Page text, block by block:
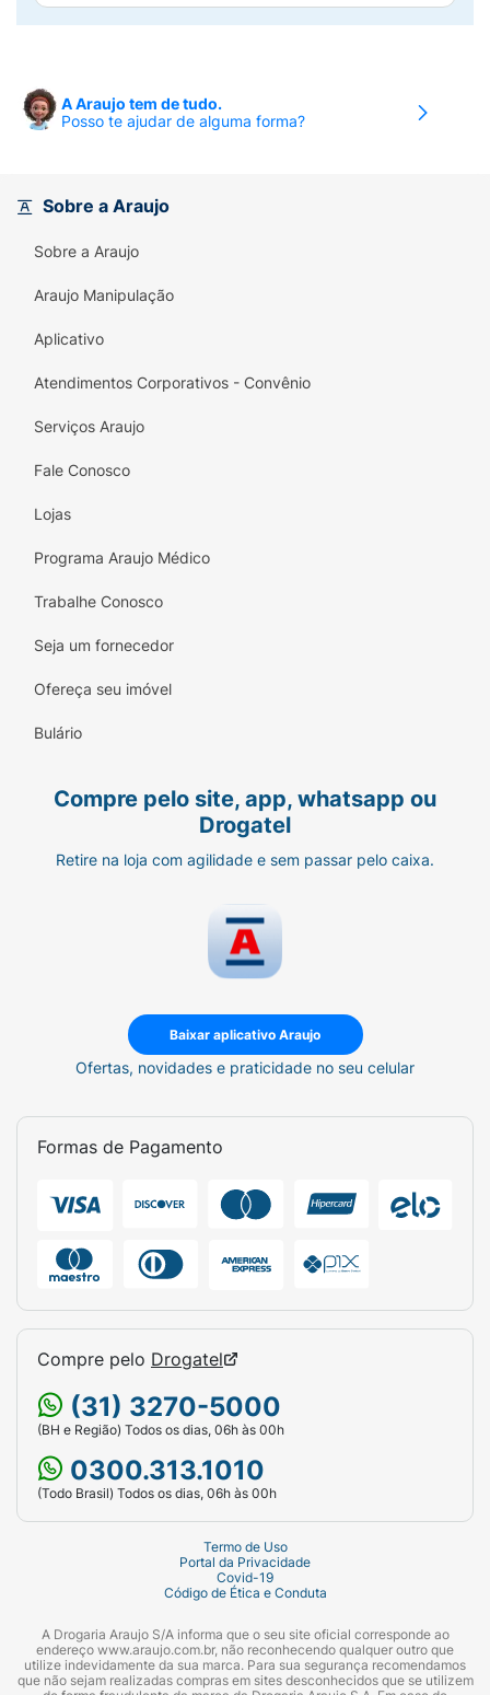
o dia e noite.
• Máxima absorção de Pampers
• Novo ajuste elástico nas costas, ajusta sem
deixar folguinha
• Ultra suave para ajudar a proteger a pele
delicada do bebê
• Fita Flex: Ajuste cômodo e flexível que
estica e se ajusta aos movimentos do seu
A Araujo tem de tudo.
Posso te ajudar de alguma forma?
Sobre a Araujo
Sobre a Araujo
Araujo Manipulação
Aplicativo
Atendimentos Corporativos - Convênio
Serviços Araujo
Fale Conosco
Lojas
Programa Araujo Médico
Trabalhe Conosco
Seja um fornecedor
Ofereça seu imóvel
Bulário
Compre pelo site, app, whatsapp ou
Drogatel
Retire na loja com agilidade e sem passar pelo caixa.
Baixar aplicativo Araujo
Ofertas, novidades e praticidade no seu celular
Formas de Pagamento
Compre pelo Drogatel
(31) 3270-5000
(BH e Região) Todos os dias, 06h às 00h
0300.313.1010
(Todo Brasil) Todos os dias, 06h às 00h
Termo de Uso
Portal da Privacidade
Covid-19
Código de Ética e Conduta
A Drogaria Araujo S/A informa que o seu site oficial corresponde ao
endereço www.araujo.com.br, não reconhecendo qualquer outro que
utilize indevidamente da sua marca. Para sua segurança recomendamos
que não sejam realizadas compras em sites desconhecidos que se utilizem